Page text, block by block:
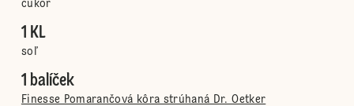
cukor
1 KL
soľ
1 balíček
Finesse Pomarančová kôra strúhaná Dr. Oetker